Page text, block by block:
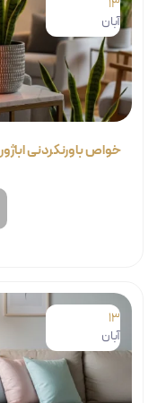
13
آبان
13
آبان